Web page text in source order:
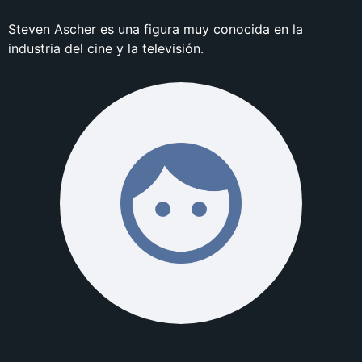
Steven Ascher es una figura muy conocida en la
industria del cine y la televisión.